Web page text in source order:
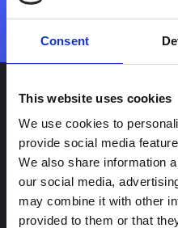
Consent
This website uses cookies
We use cookies to
provide social media
We also share information
our social media,
may combine it with other
provided to them or that
Ladepunktbetreiber
Flottenbetreiber
Öffentliches Laden und